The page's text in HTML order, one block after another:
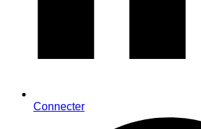
Connecter